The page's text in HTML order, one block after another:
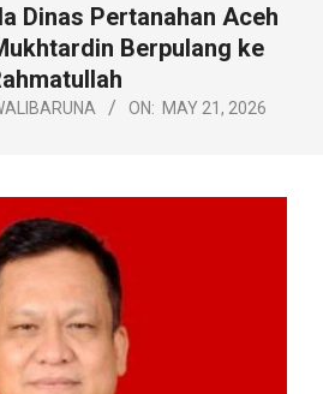
Dinas Pertanahan Aceh
Berpulang ke
ON: MAY 21, 2026